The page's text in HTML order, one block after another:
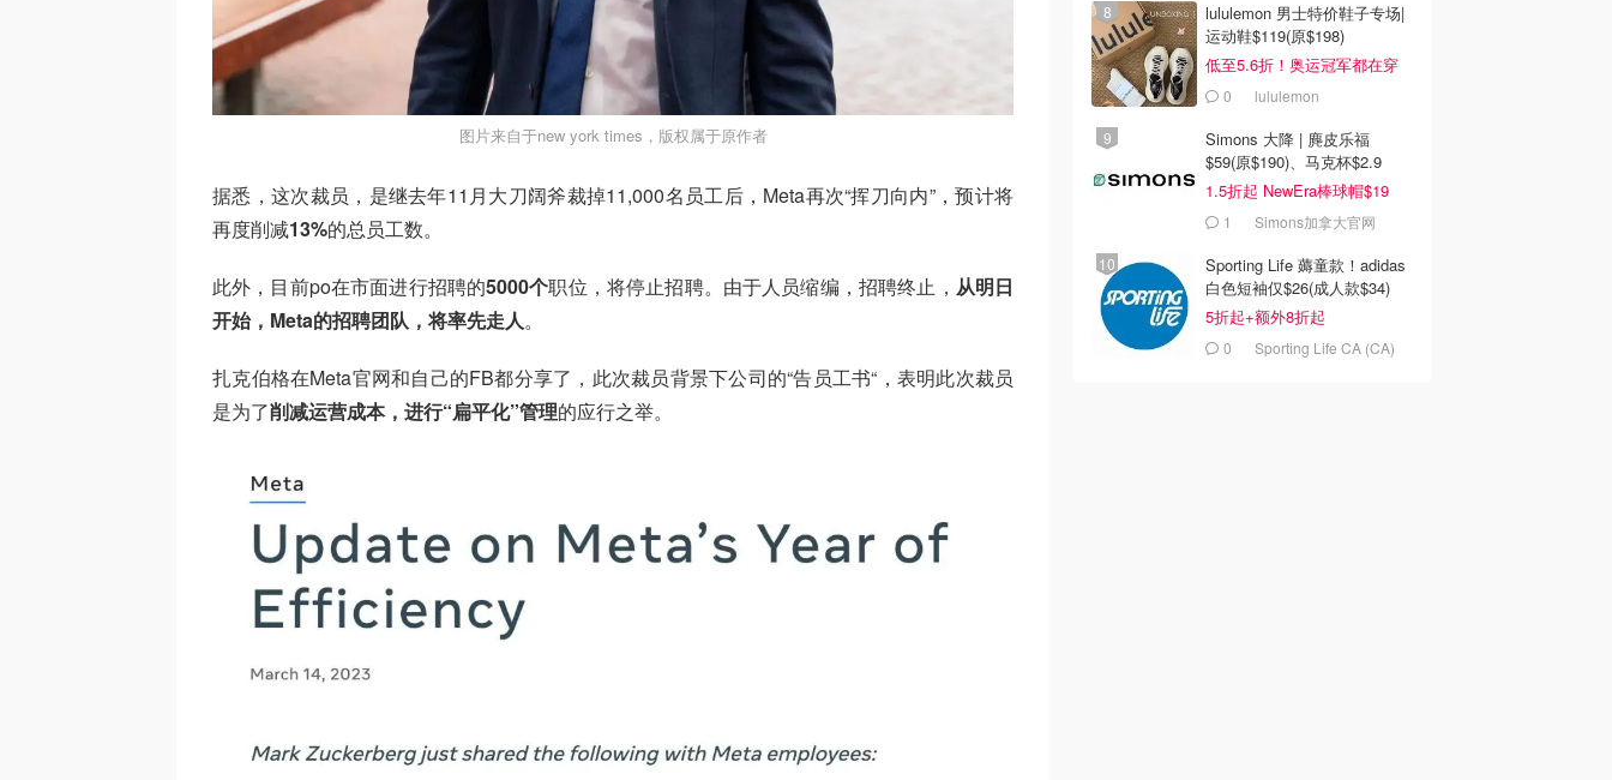
图片来自于new york times，版权属于原作者
据悉，这次裁员，是继去年11月大刀阔斧裁掉11,000名员工后，Meta再次“挥刀向内”，预计将
再度削减13%的总员工数。
此外，目前po在市面进行招聘的5000个职位，将停止招聘。由于人员缩编，招聘终止， 从明日
开始，Meta的招聘团队，将率先走人。
扎克伯格在Meta官网和自己的FB都分享了，此次裁员背景下公司的“告员工书“，表明此次裁员
是为了削减运营成本，进行“扁平化”管理的应行之举。
lululemon 男士特价鞋子专场|
运动鞋$119(原$198)
低至5.6折！奥运冠军都在穿
0 lululemon
Simons 大降 | 麂皮乐福
$59(原$190)、马克杯$2.9
1.5折起 NewEra棒球帽$19
1 Simons加拿大官网
Sporting Life 薅童款！adidas
白色短袖仅$26(成人款$34)
5折起+额外8折起
0 Sporting Life CA (CA)